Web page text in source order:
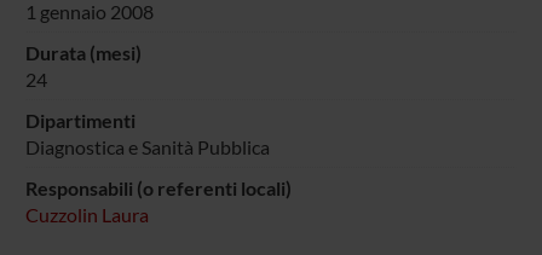
1 gennaio 2008
Durata (mesi)
24
Dipartimenti
Diagnostica e Sanità Pubblica
Responsabili (o referenti locali)
Cuzzolin Laura